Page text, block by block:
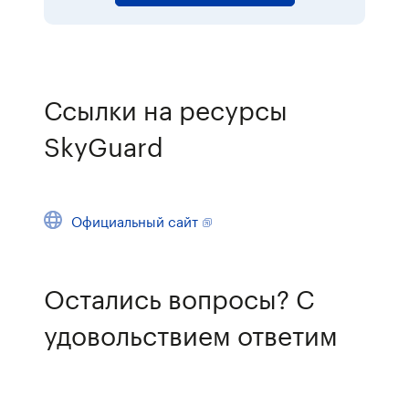
Ссылки на ресурсы
SkyGuard
Официальный сайт
Остались вопросы? С
удовольствием ответим